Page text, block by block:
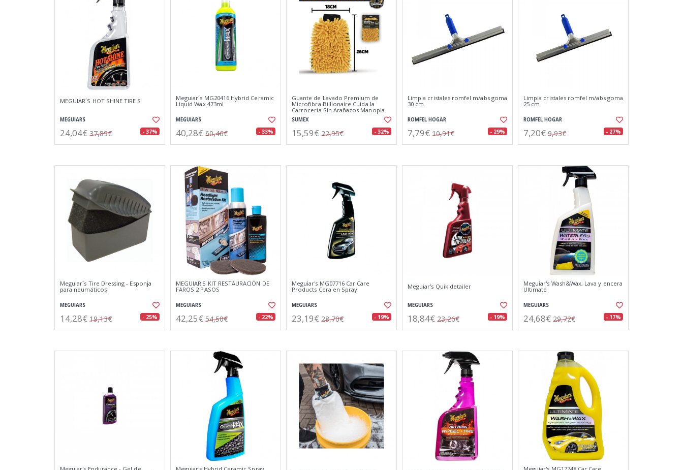
MEGUIAR´S HOT SHINE TIRE S
MEGUIARS
24,04€ 37,89€ - 37%
Meguiar´s MG20416 Hybrid Ceramic
Liquid Wax 473ml
MEGUIARS
40,28€ 60,46€ - 33%
Guante de Lavado Premium de
Microfibra Billionaire Cuida la
Carrocería Sin Arañazos Manopla
de Secado y Lavado 26x18 cm
SUMEX
15,59€ 22,95€ - 32%
Limpia cristales romfel m/abs goma
30 cm
ROMFEL HOGAR
7,79€ 10,91€ - 29%
Limpia cristales romfel m/abs goma
25 cm
ROMFEL HOGAR
7,20€ 9,93€ - 27%
Meguiar´s Tire Dressing - Esponja
para neumáticos
MEGUIARS
14,28€ 19,13€ - 25%
MEGUIAR'S KIT RESTAURACIÓN DE
FAROS 2 PASOS
MEGUIARS
42,25€ 54,50€ - 22%
Meguiar's MG07716 Car Care
Products Cera en Spray
MEGUIARS
23,19€ 28,70€ - 19%
Meguiar's Quik detailer
MEGUIARS
18,84€ 23,26€ - 19%
Meguiar's Wash&Wax, Lava y encera
Ultimate
MEGUIARS
24,68€ 29,72€ - 17%